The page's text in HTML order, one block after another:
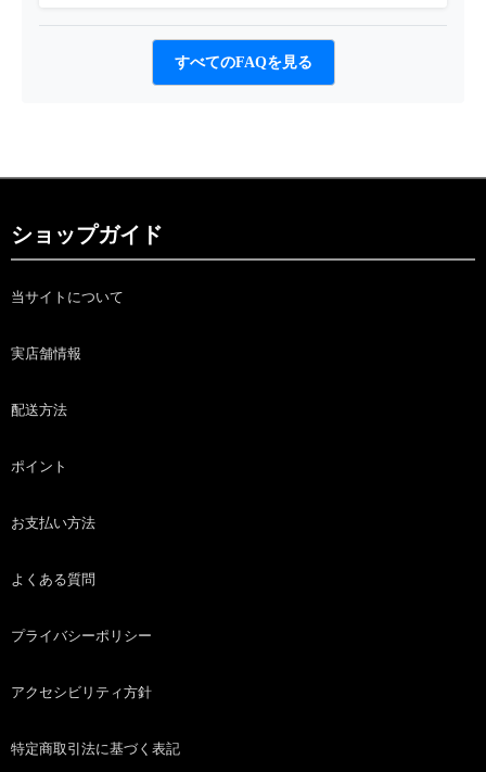
すべてのFAQを見る
ショップガイド
当サイトについて
実店舗情報
配送方法
ポイント
お支払い方法
よくある質問
プライバシーポリシー
アクセシビリティ方針
特定商取引法に基づく表記